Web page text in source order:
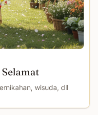
Selamat
wisuda, dll